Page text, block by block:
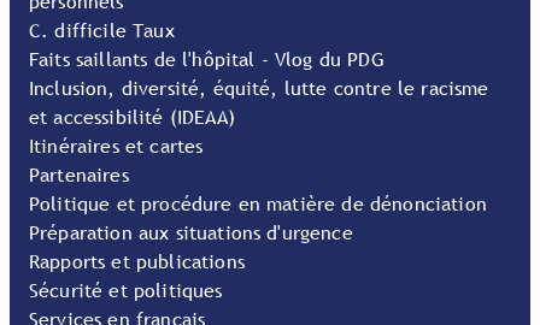
C. difficile Taux
Faits saillants de l'hôpital - Vlog du PDG
Inclusion, diversité, équité, lutte contre le racisme
et accessibilité (IDEAA)
Itinéraires et cartes
Partenaires
Politique et procédure en matière de dénonciation
Préparation aux situations d'urgence
Rapports et publications
Sécurité et politiques
Services en français